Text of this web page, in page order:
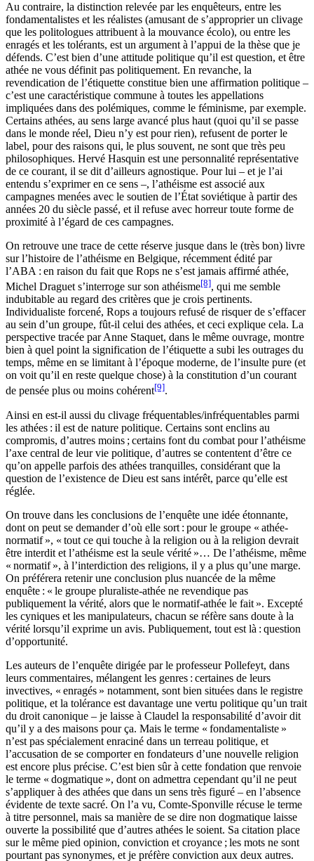
Au contraire, la distinction relevée par les enquêteurs, entre les
fondamentalistes et les réalistes (amusant de s’approprier un clivage
que les politologues attribuent à la mouvance écolo), ou entre les
enragés et les tolérants, est un argument à l’appui de la thèse que je
défends. C’est bien d’une attitude politique qu’il est question, et être
athée ne vous définit pas politiquement. En revanche, la
revendication de l’étiquette constitue bien une affirmation politique –
c’est une caractéristique commune à toutes les appellations
impliquées dans des polémiques, comme le féminisme, par exemple.
Certains athées, au sens large avancé plus haut (quoi qu’il se passe
dans le monde réel, Dieu n’y est pour rien), refusent de porter le
label, pour des raisons qui, le plus souvent, ne sont que très peu
philosophiques. Hervé Hasquin est une personnalité représentative
de ce courant, il se dit d’ailleurs agnostique. Pour lui – et je l’ai
entendu s’exprimer en ce sens –, l’athéisme est associé aux
campagnes menées avec le soutien de l’État soviétique à partir des
années 20 du siècle passé, et il refuse avec horreur toute forme de
proximité à l’égard de ces campagnes.
On retrouve une trace de cette réserve jusque dans le (très bon) livre
sur l’histoire de l’athéisme en Belgique, récemment édité par
l’ABA : en raison du fait que Rops ne s’est jamais affirmé athée,
Michel Draguet s’interroge sur son athéisme[8], qui me semble
indubitable au regard des critères que je crois pertinents.
Individualiste forcené, Rops a toujours refusé de risquer de s’effacer
au sein d’un groupe, fût-il celui des athées, et ceci explique cela. La
perspective tracée par Anne Staquet, dans le même ouvrage, montre
bien à quel point la signification de l’étiquette a subi les outrages du
temps, même en se limitant à l’époque moderne, de l’insulte pure (et
on voit qu’il en reste quelque chose) à la constitution d’un courant
de pensée plus ou moins cohérent[9].
Ainsi en est-il aussi du clivage fréquentables/infréquentables parmi
les athées : il est de nature politique. Certains sont enclins au
compromis, d’autres moins ; certains font du combat pour l’athéisme
l’axe central de leur vie politique, d’autres se contentent d’être ce
qu’on appelle parfois des athées tranquilles, considérant que la
question de l’existence de Dieu est sans intérêt, parce qu’elle est
réglée.
On trouve dans les conclusions de l’enquête une idée étonnante,
dont on peut se demander d’où elle sort : pour le groupe « athée-
normatif », « tout ce qui touche à la religion ou à la religion devrait
être interdit et l’athéisme est la seule vérité »… De l’athéisme, même
« normatif », à l’interdiction des religions, il y a plus qu’une marge.
On préférera retenir une conclusion plus nuancée de la même
enquête : « le groupe pluraliste-athée ne revendique pas
publiquement la vérité, alors que le normatif-athée le fait ». Excepté
les cyniques et les manipulateurs, chacun se réfère sans doute à la
vérité lorsqu’il exprime un avis. Publiquement, tout est là : question
d’opportunité.
Les auteurs de l’enquête dirigée par le professeur Pollefeyt, dans
leurs commentaires, mélangent les genres : certaines de leurs
invectives, « enragés » notamment, sont bien situées dans le registre
politique, et la tolérance est davantage une vertu politique qu’un trait
du droit canonique – je laisse à Claudel la responsabilité d’avoir dit
qu’il y a des maisons pour ça. Mais le terme « fondamentaliste »
n’est pas spécialement enraciné dans un terreau politique, et
l’accusation de se comporter en fondateurs d’une nouvelle religion
est encore plus précise. C’est bien sûr à cette fondation que renvoie
le terme « dogmatique », dont on admettra cependant qu’il ne peut
s’appliquer à des athées que dans un sens très figuré – en l’absence
évidente de texte sacré. On l’a vu, Comte-Sponville récuse le terme
à titre personnel, mais sa manière de se dire non dogmatique laisse
ouverte la possibilité que d’autres athées le soient. Sa citation place
sur le même pied opinion, conviction et croyance ; les mots ne sont
pourtant pas synonymes, et je préfère conviction aux deux autres.